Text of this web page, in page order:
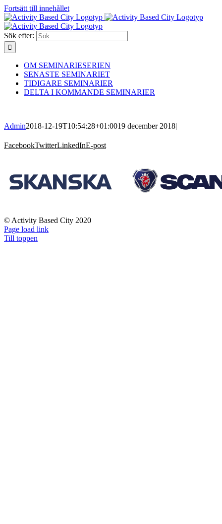
Fortsätt till innehållet
Sök efter:
OM SEMINARIESERIEN
SENASTE SEMINARIET
TIDIGARE SEMINARIER
DELTA I KOMMANDE SEMINARIER
Admin2018-12-19T10:54:28+01:0019 december 2018|
FacebookTwitterLinkedInE-post
© Activity Based City 2020
Page load link
Till toppen